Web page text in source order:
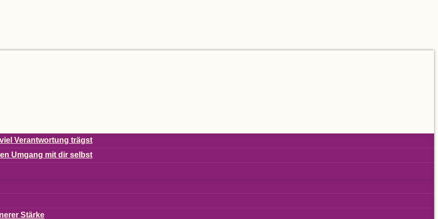
Ver­ant­wor­tung trägst
Umgang mit dir selbst
Stärke